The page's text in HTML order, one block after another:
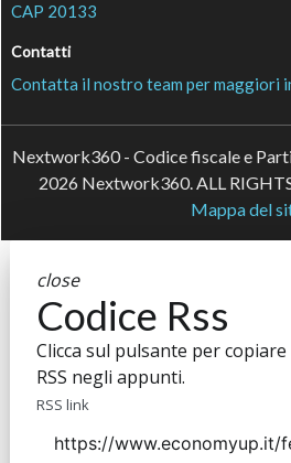
CAP 20133
Contatti
Contatta il nostro team per maggiori
Nextwork360 - Codice fiscale e
2026 Nextwork360. ALL RIGHTS
Mappa del
close
Codice Rss
Clicca sul pulsante per
RSS negli appunti.
RSS link